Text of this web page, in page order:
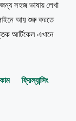
জন্য সহজ ভাষায় লেখা
আয় শুরু করতে
আর্টিকেল এখানে
ফ্রিল্যান্সিং